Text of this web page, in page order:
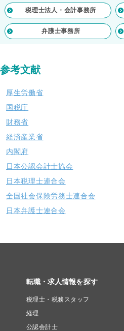
税理士法人・会計事務所
弁護士事務所
参考文献
厚生労働省
国税庁
財務省
経済産業省
内閣府
日本公認会計士協会
日本税理士連合会
全国社会保険労務士連合会
日本弁護士連合会
転職・求人情報を探す
税理士・税務スタッフ
経理
公認会計士